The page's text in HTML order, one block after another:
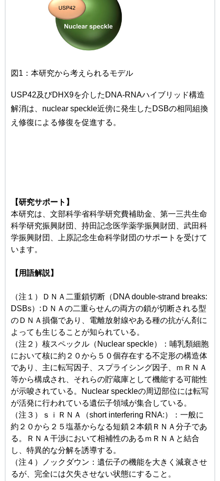
図1：本研究から考えられるモデル
USP42及びDHX9を介したDNA-RNAハイブリッド構造
解消は、nuclear speckle近傍に発生したDSBの相同組換
え修復による修復を促進する。
【研究サポート】
本研究は、文部科学省科学研究費補助金、第一三共生命
科学研究振興財団、持田記念医学薬学振興財団、武田科
学振興財団、上原記念生命科学財団のサポートを受けて
います。
【用語解説】
（注１）ＤＮＡ二重鎖切断（DNA double-strand breaks:
DSBs）:ＤＮＡの二重らせんの両方の鎖が切断される型
のＤＮＡ損傷であり、電離放射線やある種の抗がん剤に
よっても生じることが知られている。
（注２）核スペックル（Nuclear speckle）：哺乳類細胞
において核に約２０から５０個存在する不定形の構造体
であり、主に転写因子、スプライシング因子、ｍＲＮＡ
等から構成され、それらの貯蔵庫として機能する可能性
が示唆されている。Nuclear speckleの周辺部位には転写
が活発に行われている遺伝子領域が集合している。
（注３）ｓｉＲＮＡ（short interfering RNA:）：一般に
約２０から２５塩基からなる短鎖２本鎖ＲＮＡ分子であ
る。ＲＮＡ干渉において相補性のあるｍＲＮＡと結合
し、特異的な分解を誘導する。
（注４）ノックダウン：遺伝子の機能を大きく減衰させ
るが、完全には欠失させない状態にすること。